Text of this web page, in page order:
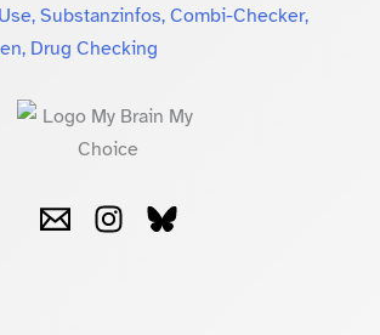
Substanzinfos, Combi-Checker,
Drug Checking